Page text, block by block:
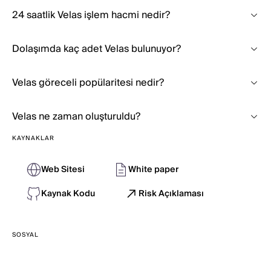
24 saatlik Velas işlem hacmi nedir?
Dolaşımda kaç adet Velas bulunuyor?
Velas göreceli popülaritesi nedir?
Velas ne zaman oluşturuldu?
KAYNAKLAR
Web Sitesi
White paper
Kaynak Kodu
Risk Açıklaması
SOSYAL